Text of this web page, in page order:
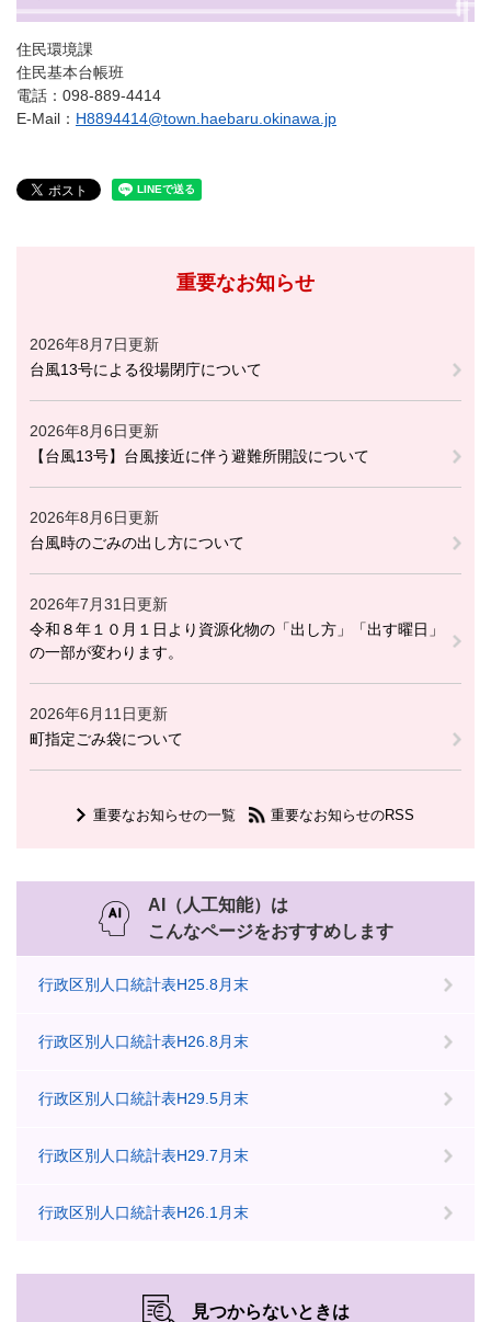
住民環境課
住民基本台帳班
電話：098-889-4414
E-Mail： H8894414@town.haebaru.okinawa.jp
重要なお知らせ
2026年8月7日更新
台風13号による役場閉庁について
2026年8月6日更新
【台風13号】台風接近に伴う避難所開設について
2026年8月6日更新
台風時のごみの出し方について
2026年7月31日更新
令和８年１０月１日より資源化物の「出し方」「出す曜日」
の一部が変わります。
2026年6月11日更新
町指定ごみ袋について
重要なお知らせの一覧 重要なお知らせのRSS
AI（人工知能）は
こんなページをおすすめします
行政区別人口統計表H25.8月末
行政区別人口統計表H26.8月末
行政区別人口統計表H29.5月末
行政区別人口統計表H29.7月末
行政区別人口統計表H26.1月末
見つからないときは